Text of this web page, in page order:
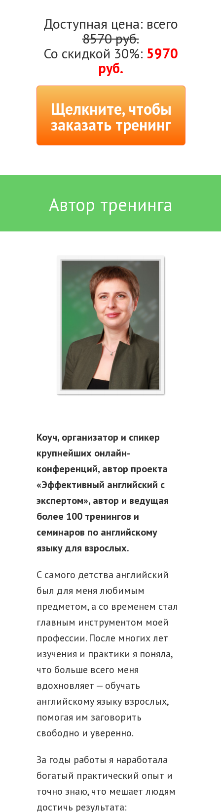
Доступная цена: всего
8570руб.
Со скидкой 30%: 5970
руб.
Щелкните, чтобы
заказать тренинг
Автор тренинга
Коуч, организатор и спикер
крупнейших онлайн-
конференций, автор проекта
«Эффективный английский с
экспертом», автор и ведущая
более 100 тренингов и
семинаров по английскому
языку для взрослых.
С самого детства английский
был для меня любимым
предметом, а со временем стал
главным инструментом моей
профессии. После многих лет
изучения и практики я поняла,
что больше всего меня
вдохновляет — обучать
английскому языку взрослых,
помогая им заговорить
свободно и уверенно.
За годы работы я наработала
богатый практический опыт и
точно знаю, что мешает людям
достичь результата: